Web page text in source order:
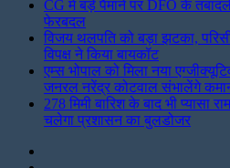
CG में बड़े पैमाने पर DFO के
फेरबदल
विजय थलपति को बड़ा झटका,
विपक्ष ने किया बायकॉट
एम्स भोपाल को मिला नया
जनरल नरेंद्र कोटवाल संभालेंगे
278 मिमी बारिश के बाद भी प्यासा
चलेगा प्रशासन का बुलडोजर